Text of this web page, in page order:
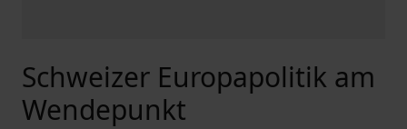
Schweizer Europapolitik am
Wendepunkt